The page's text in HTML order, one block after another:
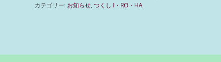
カテゴリー: お知らせ, つくし I・RO・HA